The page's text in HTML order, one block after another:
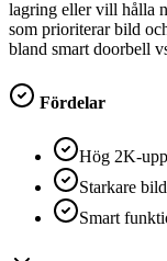
lagring eller vill hålla
som prioriterar bild
bland smart doorbell
Fördelar
Hög 2K-
Starkare
Smart